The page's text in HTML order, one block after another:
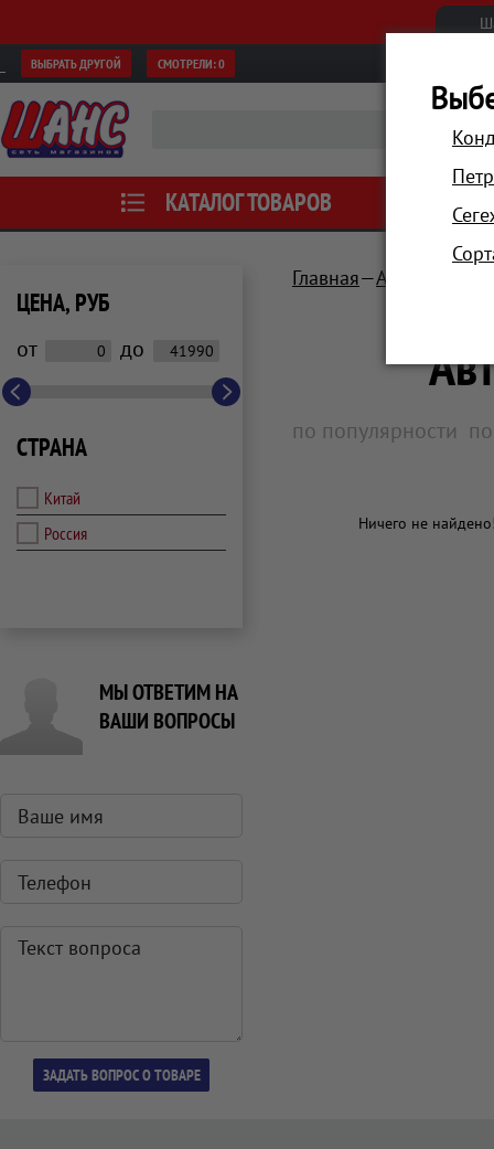
ВЫБРАТЬ ДРУГОЙ СМОТРЕЛИ:0
КАТАЛОГ ТОВАРОВ АКЦИИ
ЦЕНА, РУБ
от до
СТРАНА
Китай
Россия
МЫ ОТВЕТИМ НА
ВАШИ ВОПРОСЫ
Главная Автотовары,
по популярности
Ничего не